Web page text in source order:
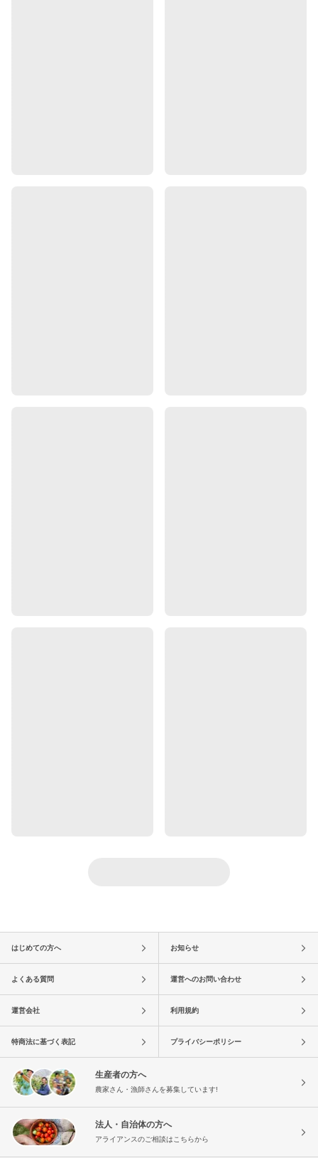
はじめての方へ お知らせ
よくある質問 運営へのお問い合わせ
運営会社 利用規約
特商法に基づく表記 プライバシーポリシー
生産者の方へ
農家さん・漁師さんを募集しています!
法人・自治体の方へ
アライアンスのご相談はこちらから